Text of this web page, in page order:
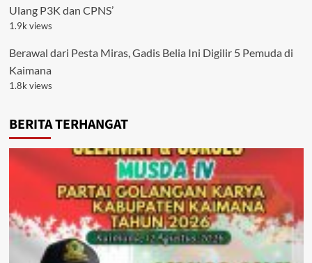
Ulang P3K dan CPNS’
1.9k views
Berawal dari Pesta Miras, Gadis Belia Ini Digilir 5 Pemuda di
Kaimana
1.8k views
BERITA TERHANGAT